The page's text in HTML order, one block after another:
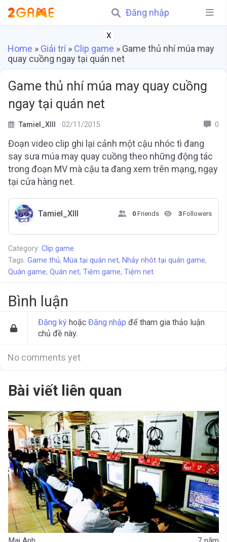
Đăng nhập
X
Home » Giải trí» Clip game » Game thủ nhí múa may
quay cuồng ngay tại quán net
Game thủ nhí múa may quay cuồng
ngay tại quán net
Tamiel_XIII 02/11/2015 0
Đoạn video clip ghi lại cảnh một cậu nhóc tì đang
say sưa múa may quay cuồng theo những động tác
trong đoạn MV mà cậu ta đang xem trên mạng, ngạy
tại cửa hàng net.
Tamiel_XIII 0 Friends 3Followers
Category: Clip game
Tags: Game thủ, Múa tại quán net, Nhảy nhót tại quán game,
Quán game, Quán net, Tiệm game, Tiệm net
Bình luận
Đăng ký hoặc Đăng nhập để tham gia thảo luận
chủ đề này.
No comments yet
Bài viết liên quan